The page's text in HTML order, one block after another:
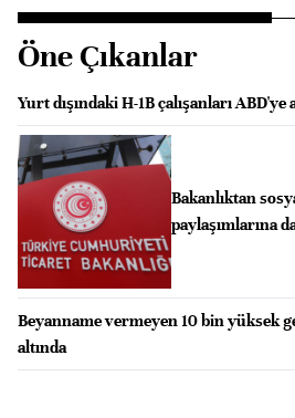
Öne Çıkanlar
Yurt dışındaki H-1B çalışanları ABD'ye
Bakanlıktan
paylaşımlarına
Beyanname vermeyen 10 bin yüksek
altında